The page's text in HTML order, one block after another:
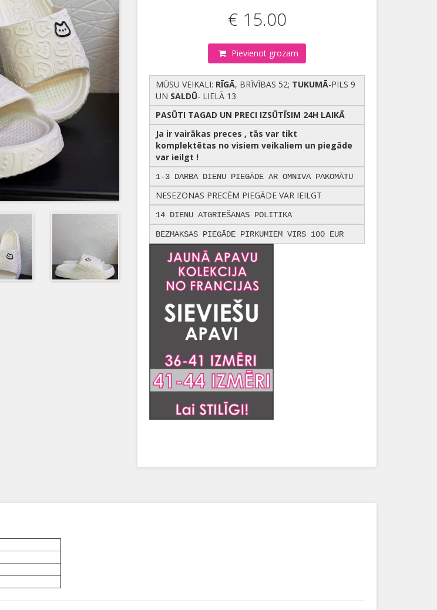
€ 15.00
Pievienot grozam
MŪSU VEIKALI: RĪGĀ, BRĪVĪBAS 52; TUKUMĀ-PILS 9
UN SALDŪ- LIELĀ 13
PASŪTI TAGAD UN PRECI IZSŪTĪSIM 24H LAIKĀ
Ja ir vairākas preces , tās var tikt
komplektētas no visiem veikaliem un piegāde
var ieilgt !
1-3 DARBA DIENU PIEGĀDE AR OMNIVA PAKOMĀTU
NESEZONAS PRECĒM PIEGĀDE VAR IEILGT
14 DIENU ATGRIEŠANAS POLITIKA
BEZMAKSAS PIEGĀDE PIRKUMIEM VIRS 100 EUR